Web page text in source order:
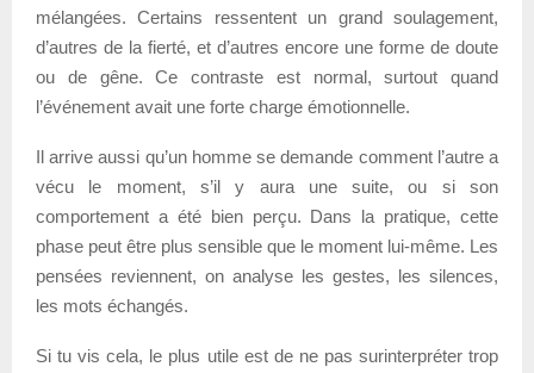
mélangées. Certains ressentent un grand soulagement,
d’autres de la fierté, et d’autres encore une forme de doute
ou de gêne. Ce contraste est normal, surtout quand
l’événement avait une forte charge émotionnelle.
Il arrive aussi qu’un homme se demande comment l’autre a
vécu le moment, s’il y aura une suite, ou si son
comportement a été bien perçu. Dans la pratique, cette
phase peut être plus sensible que le moment lui-même. Les
pensées reviennent, on analyse les gestes, les silences,
les mots échangés.
Si tu vis cela, le plus utile est de ne pas surinterpréter trop